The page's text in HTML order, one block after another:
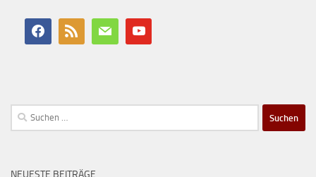
Suchen
nach: